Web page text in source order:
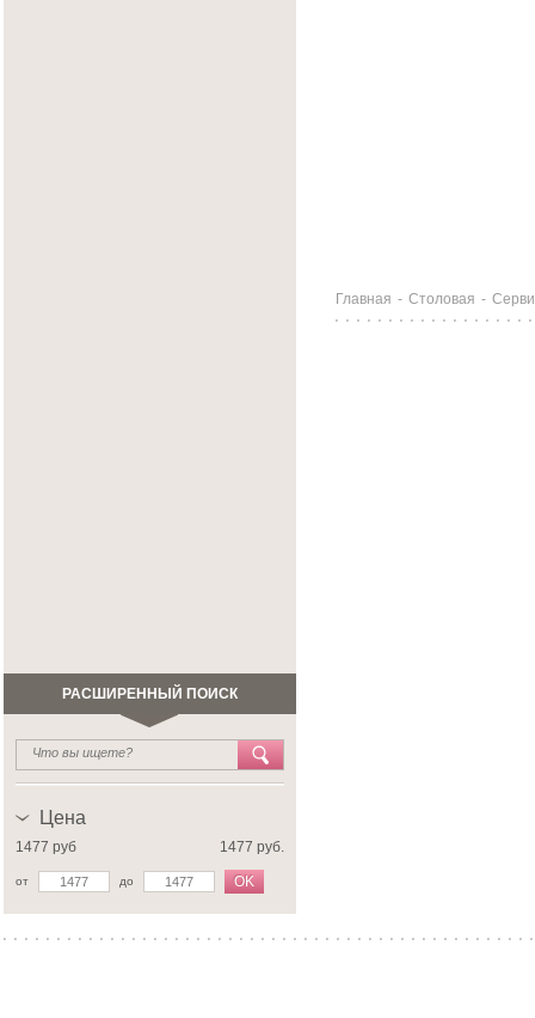
РАСШИРЕННЫЙ ПОИСК
Цена
1477 руб 1477 руб.
от до OK
Главная - Столовая -